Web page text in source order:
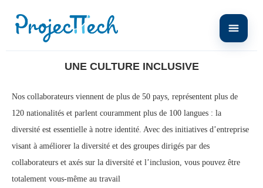
Une culture inclusive
UNE CULTURE INCLUSIVE
Nos collaborateurs viennent de plus de 50 pays, représentent plus de
120 nationalités et parlent couramment plus de 100 langues : la
diversité est essentielle à notre identité. Avec des initiatives d’entreprise
visant à améliorer la diversité et des groupes dirigés par des
collaborateurs et axés sur la diversité et l’inclusion, vous pouvez être
totalement vous-même au travail